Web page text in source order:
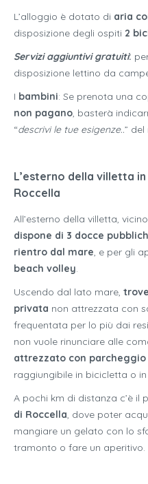
L’alloggio è dotato di aria
disposizione degli ospiti 2
Servizi aggiuntivi gratuiti:
disposizione lettino da
I bambini: Se prenota una
non pagano, basterà
“descrivi le tue esigenze..”
L’esterno della villetta
Roccella
All’esterno della villetta,
dispone di 3 docce
rientro dal mare, e per gli
beach volley.
Uscendo dal lato mare,
privata non attrezzata con
frequentata per lo più dai
non vuole rinunciare alle
attrezzato con parcheggio
raggiungibile in bicicletta o
A pochi km di distanza c’è il
di Roccella, dove poter
mangiare un gelato con lo
tramonto o fare un aperitivo.